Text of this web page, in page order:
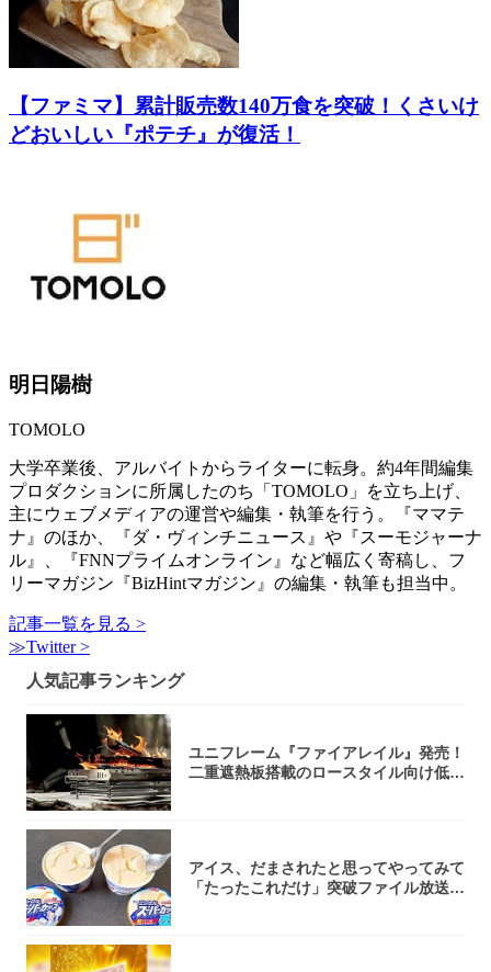
【ファミマ】累計販売数140万食を突破！くさいけ
どおいしい『ポテチ』が復活！
明日陽樹
TOMOLO
大学卒業後、アルバイトからライターに転身。約4年間編集
プロダクションに所属したのち「TOMOLO」を立ち上げ、
主にウェブメディアの運営や編集・執筆を行う。『ママテ
ナ』のほか、『ダ・ヴィンチニュース』や『スーモジャーナ
ル』、『FNNプライムオンライン』など幅広く寄稿し、フ
リーマガジン『BizHintマガジン』の編集・執筆も担当中。
記事一覧を見る >
≫Twitter >
人気記事ランキング
ユニフレーム『ファイアレイル』発売！
二重遮熱板搭載のロースタイル向け低型
アイス、だまされたと思ってやってみて
「たったこれだけ」突破ファイル放送で